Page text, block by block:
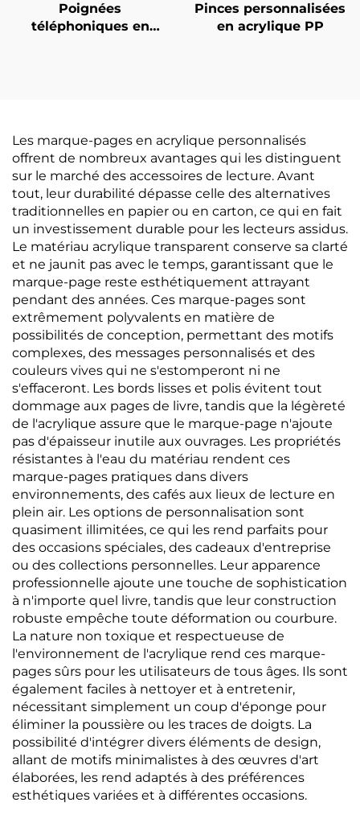
Poignées
téléphoniques en
Pinces personnalisées
en acrylique PP
Les marque-pages en acrylique personnalisés
offrent de nombreux avantages qui les distinguent
sur le marché des accessoires de lecture. Avant
tout, leur durabilité dépasse celle des alternatives
traditionnelles en papier ou en carton, ce qui en fait
un investissement durable pour les lecteurs assidus.
Le matériau acrylique transparent conserve sa clarté
et ne jaunit pas avec le temps, garantissant que le
marque-page reste esthétiquement attrayant
pendant des années. Ces marque-pages sont
extrêmement polyvalents en matière de
possibilités de conception, permettant des motifs
complexes, des messages personnalisés et des
couleurs vives qui ne s'estomperont ni ne
s'effaceront. Les bords lisses et polis évitent tout
dommage aux pages de livre, tandis que la légèreté
de l'acrylique assure que le marque-page n'ajoute
pas d'épaisseur inutile aux ouvrages. Les propriétés
résistantes à l'eau du matériau rendent ces
marque-pages pratiques dans divers
environnements, des cafés aux lieux de lecture en
plein air. Les options de personnalisation sont
quasiment illimitées, ce qui les rend parfaits pour
des occasions spéciales, des cadeaux d'entreprise
ou des collections personnelles. Leur apparence
professionnelle ajoute une touche de sophistication
à n'importe quel livre, tandis que leur construction
robuste empêche toute déformation ou courbure.
La nature non toxique et respectueuse de
l'environnement de l'acrylique rend ces marque-
pages sûrs pour les utilisateurs de tous âges. Ils sont
également faciles à nettoyer et à entretenir,
nécessitant simplement un coup d'éponge pour
éliminer la poussière ou les traces de doigts. La
possibilité d'intégrer divers éléments de design,
allant de motifs minimalistes à des œuvres d'art
élaborées, les rend adaptés à des préférences
esthétiques variées et à différentes occasions.